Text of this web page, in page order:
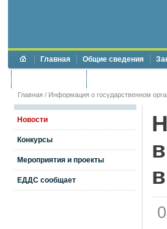
Главная Общие сведения
Главная / Информация о государственном
Новости
Конкурсы
Мероприятия и проекты
ЕДДС сообщает